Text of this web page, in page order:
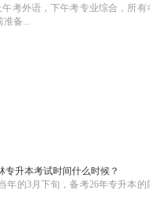
考外语，下午考专业综合，所
准备...
专升本考试时间什么时候？
的3月下旬，备考26年专升本